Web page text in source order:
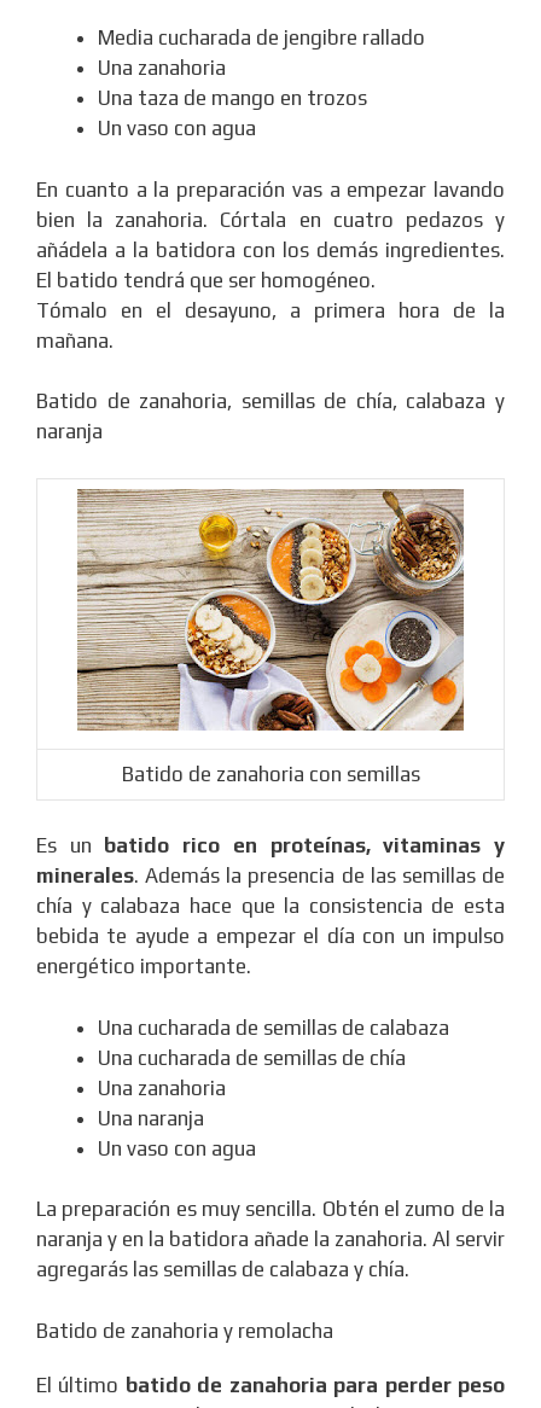
Media cucharada de jengibre rallado
Una zanahoria
Una taza de mango en trozos
Un vaso con agua
En cuanto a la preparación vas a empezar lavando
bien la zanahoria. Córtala en cuatro pedazos y
añádela a la batidora con los demás ingredientes.
El batido tendrá que ser homogéneo.
Tómalo en el desayuno, a primera hora de la
mañana.
Batido de zanahoria, semillas de chía, calabaza y
naranja
Batido de zanahoria con semillas
Es un batido rico en proteínas, vitaminas y
minerales. Además la presencia de las semillas de
chía y calabaza hace que la consistencia de esta
bebida te ayude a empezar el día con un impulso
energético importante.
Una cucharada de semillas de calabaza
Una cucharada de semillas de chía
Una zanahoria
Una naranja
Un vaso con agua
La preparación es muy sencilla. Obtén el zumo de la
naranja y en la batidora añade la zanahoria. Al servir
agregarás las semillas de calabaza y chía.
Batido de zanahoria y remolacha
El último batido de zanahoria para perder peso